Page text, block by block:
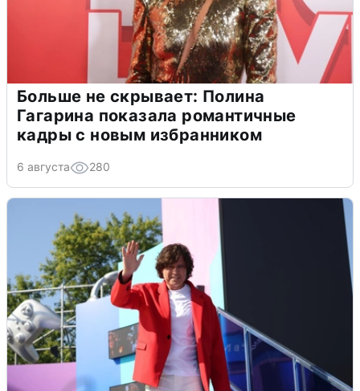
Больше не скрывает: Полина
Гагарина показала романтичные
кадры с новым избранником
6 августа 280